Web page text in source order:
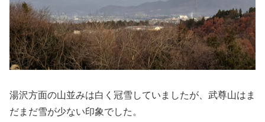
湯沢方面の山並みは白く冠雪していましたが、武尊山はま
だまだ雪が少ない印象でした。